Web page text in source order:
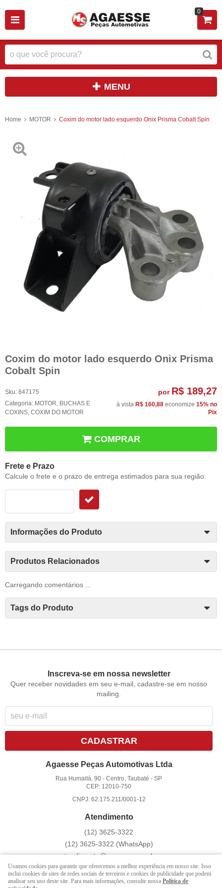
0
MENU
Home MOTOR Coxim do motor lado esquerdo Onix Prisma Cobalt Spin
Coxim do motor lado esquerdo Onix Prisma
Cobalt Spin
Sku: 847175
Categoria: MOTOR, BUCHAS E
COXINS, COXIM DO MOTOR
por R$ 189,27
à vista R$ 160,88 economize 15% no
Pix
COMPRAR
Frete e Prazo
Calcule o frete e o prazo de entrega estimados para sua região:
Informações do Produto
Produtos Relacionados
Carregando comentários ...
Tags do Produto
Inscreva-se em nossa newsletter
Quer receber novidades em seu e-mail, cadastre-se em nosso
mailing.
CADASTRAR
Agaesse Peças Automotivas Ltda
Rua Humaitá, 90 -Centro, Taubaté -SP
CEP: 12010-750
CNPJ: 62.175.211/0001-12
Atendimento
(12) 3625-3322
(12) 3625-3322 (WhatsApp)
atendimento@agaesse.com.br
LOJA VIRTUAL CRIADA POR
Usamos cookies para garantir que oferecemos a melhor experiência em nosso site. Isso
inclui cookies de sites de redes sociais de terceiros e cookies de publicidade que podem
analisar seu uso deste site. Para mais informações, consulte nossa Política de